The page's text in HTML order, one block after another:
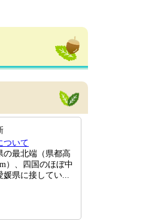
ついて
最北端（県都高
）、四国のほぼ中
媛県に接してい...